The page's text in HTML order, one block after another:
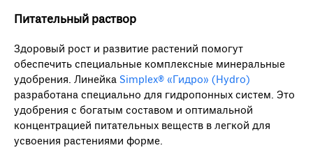
Питательный раствор
Здоровый рост и развитие растений помогут
обеспечить специальные комплексные минеральные
удобрения. Линейка Simplex® «Гидро» (Hydro)
разработана специально для гидропонных систем. Это
удобрения с богатым составом и оптимальной
концентрацией питательных веществ в легкой для
усвоения растениями форме.